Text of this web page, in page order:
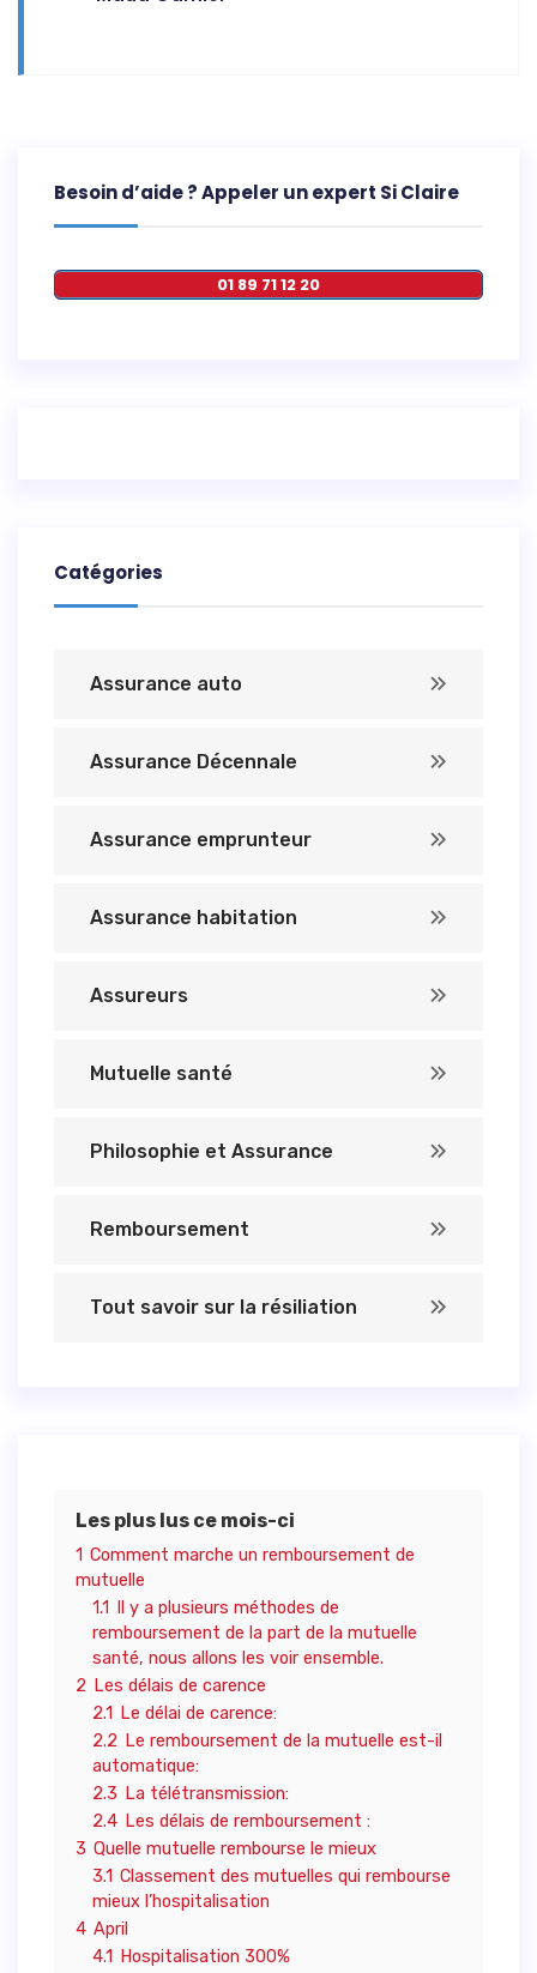
Besoin d’aide ? Appeler un expert Si Claire
01 89 71 12 20
Catégories
Assurance auto
Assurance Décennale
Assurance emprunteur
Assurance habitation
Assureurs
Mutuelle santé
Philosophie et Assurance
Remboursement
Tout savoir sur la résiliation
Les plus lus ce mois-ci
1 Comment marche un remboursement de
mutuelle
1.1 Il y a plusieurs méthodes de
remboursement de la part de la mutuelle
santé, nous allons les voir ensemble.
2 Les délais de carence
2.1 Le délai de carence:
2.2 Le remboursement de la mutuelle est-il
automatique:
2.3 La télétransmission:
2.4 Les délais de remboursement :
3 Quelle mutuelle rembourse le mieux
3.1 Classement des mutuelles qui rembourse
mieux l’hospitalisation
4 April
4.1 Hospitalisation 300%